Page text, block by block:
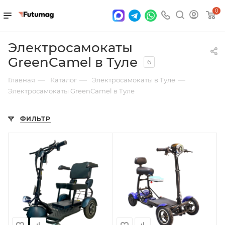
0
Электросамокаты
GreenCamel в Туле
6
Главная — Каталог — Электросамокаты в Туле —
Электросамокаты GreenCamel в Туле
ФИЛЬТР